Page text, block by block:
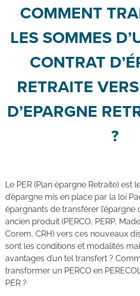
COMMENT
LES SOMMES
CONTRAT
RETRAITE
D’EPARGNE
?
Le PER (Plan épargne Retraite) est
d’épargne mis en place par la loi
épargnants de transférer l’épargne
ancien produit (PERCO, PERP,
Corem, CRH) vers ces nouveaux
sont les conditions et modalités
avantages d’un tel transfert ?
transformer un PERCO en
PER ?